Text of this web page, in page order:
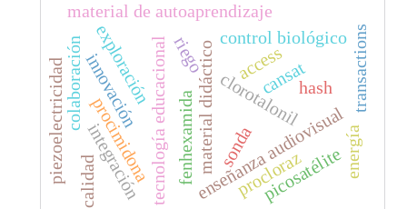
enseñanza audiovisual
tecnología educacional material didáctico
material de autoaprendizaje
clorotalonil
control biológico
fenhexamida
procimidona procloraz
cansat
exploración
picosatélite
sonda
colaboración
integración
innovación
energía
piezoelectricidad hash transactions
access
calidad
riego